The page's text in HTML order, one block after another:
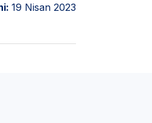
19 Nisan 2023